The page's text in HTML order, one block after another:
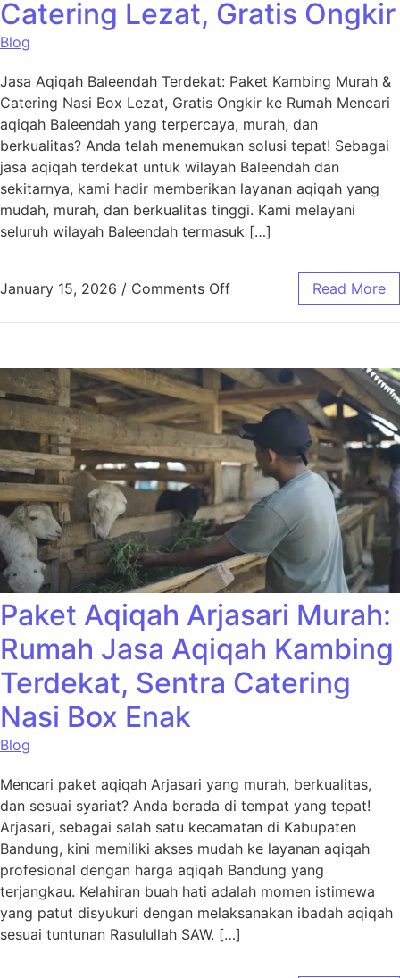
Catering Lezat, Gratis Ongkir
Blog
Jasa Aqiqah Baleendah Terdekat: Paket Kambing Murah &
Catering Nasi Box Lezat, Gratis Ongkir ke Rumah Mencari
aqiqah Baleendah yang terpercaya, murah, dan
berkualitas? Anda telah menemukan solusi tepat! Sebagai
jasa aqiqah terdekat untuk wilayah Baleendah dan
sekitarnya, kami hadir memberikan layanan aqiqah yang
mudah, murah, dan berkualitas tinggi. Kami melayani
seluruh wilayah Baleendah termasuk […]
January 15, 2026 / Comments Off Read More
Paket Aqiqah Arjasari Murah:
Rumah Jasa Aqiqah Kambing
Terdekat, Sentra Catering
Nasi Box Enak
Blog
Mencari paket aqiqah Arjasari yang murah, berkualitas,
dan sesuai syariat? Anda berada di tempat yang tepat!
Arjasari, sebagai salah satu kecamatan di Kabupaten
Bandung, kini memiliki akses mudah ke layanan aqiqah
profesional dengan harga aqiqah Bandung yang
terjangkau. Kelahiran buah hati adalah momen istimewa
yang patut disyukuri dengan melaksanakan ibadah aqiqah
sesuai tuntunan Rasulullah SAW. […]